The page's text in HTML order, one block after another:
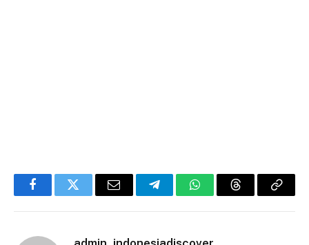
FacebookTwitter Email TelegramWhatsAppThreadsCopy